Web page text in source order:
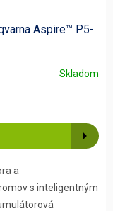
Aspire™ P5-
Skladom
a
s inteligentným